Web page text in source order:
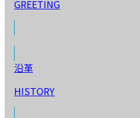
GREETING
沿革
HISTORY